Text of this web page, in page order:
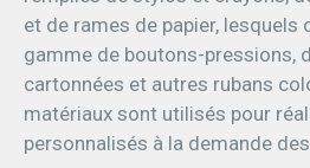
et de rames de papier,
gamme de boutons-pressions,
cartonnées et autres rubans
matériaux sont utilisés pour
personnalisés à la demande